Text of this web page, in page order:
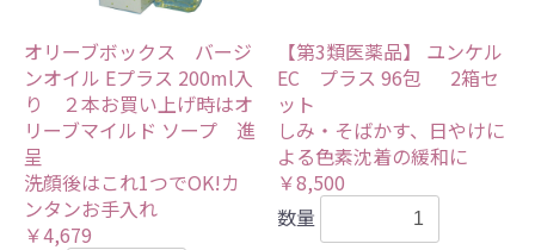
オリーブボックス バージ
ンオイル Eプラス 200ml入
り ２本お買い上げ時はオ
リーブマイルド ソープ 進
呈
洗顔後はこれ1つでOK!カ
ンタンお手入れ
￥4,679
【第3類医薬品】 ユンケル
EC プラス 96包 2箱セ
ット
しみ・そばかす、日やけに
よる色素沈着の緩和に
￥8,500
数量